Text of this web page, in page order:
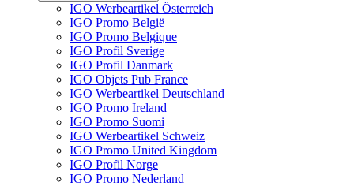
IGO Werbeartikel Österreich
IGO Promo België
IGO Promo Belgique
IGO Profil Sverige
IGO Profil Danmark
IGO Objets Pub France
IGO Werbeartikel Deutschland
IGO Promo Ireland
IGO Promo Suomi
IGO Werbeartikel Schweiz
IGO Promo United Kingdom
IGO Profil Norge
IGO Promo Nederland